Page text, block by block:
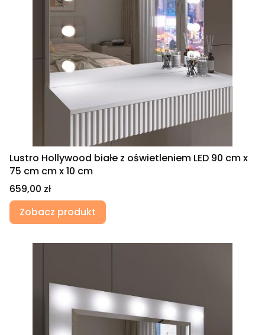
Lustro Hollywood białe z oświetleniem LED 90 cm x
75 cm cm x 10 cm
Cena
659,00 zł
Zobacz produkt